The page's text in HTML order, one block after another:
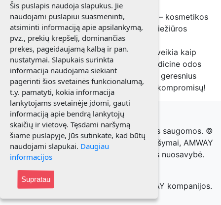
Susipažinkite su Artistry Skin Nutrition™ – kosmetikos
priemonių linija, kuri atlieps jūsų odos priežiūros
poreikius.
Artistry Skin Nutrition serijos produktai veikia kaip
maisto papildai odai, neapsiribodami tradicine odos
priežiūra ir leisdami pasiekti akivaizdžiai geresnius
rezultatus, oda atrodys sveikai be jokių kompromisų!
© 2021 Elenutė Misevičienė. Visos teisės saugomos. ©
AMWAY prekių paveikslėliai, prekių aprašymai, AMWAY
prekiniai ženklai yra AMWAY kompanijos nuosavybė.
Puslapis patikrintas ir patvirtintas AMWAY kompanijos.
Šis puslapis naudoja slapukus. Jie
naudojami puslapiui suasmeninti,
atsiminti informaciją apie apsilankymą,
pvz., prekių krepšelį, dominančias
prekes, pageidaujamą kalbą ir pan.
nustatymai. Slapukais surinkta
informacija naudojama siekiant
pagerinti šios svetainės funkcionalumą,
t.y. pamatyti, kokia informacija
lankytojams svetainėje įdomi, gauti
informaciją apie bendrą lankytojų
skaičių ir vietovę. Tęsdami naršymą
šiame puslapyje, Jūs sutinkate, kad būtų
naudojami slapukai. Daugiau
informacijos
Supratau